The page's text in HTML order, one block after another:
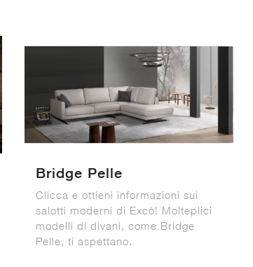
Bridge Pelle
Clicca e ottieni informazioni sui
salotti moderni di Excò! Molteplici
modelli di divani, come Bridge
Pelle, ti aspettano.